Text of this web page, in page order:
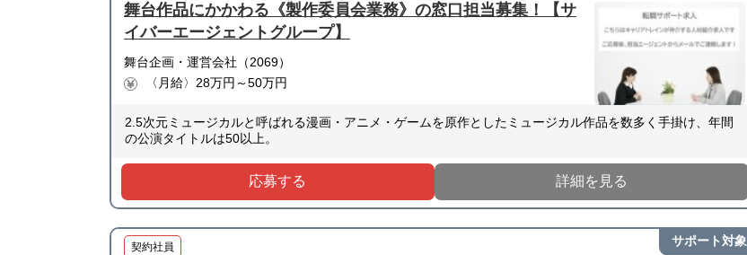
舞台作品にかかわる《製作委員会業務》の窓口担当募集！【サ
イバーエージェントグループ】
舞台企画・運営会社（2069）
〈月給〉28万円～50万円
2.5次元ミュージカルと呼ばれる漫画・アニメ・ゲームを原作としたミュージカル作品を数多く手掛け、年間
の公演タイトルは50以上。
応募する 詳細を見る
サポート対象
契約社員